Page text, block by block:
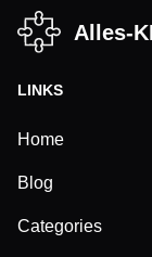
Alles-
LINKS
Home
Blog
Categories